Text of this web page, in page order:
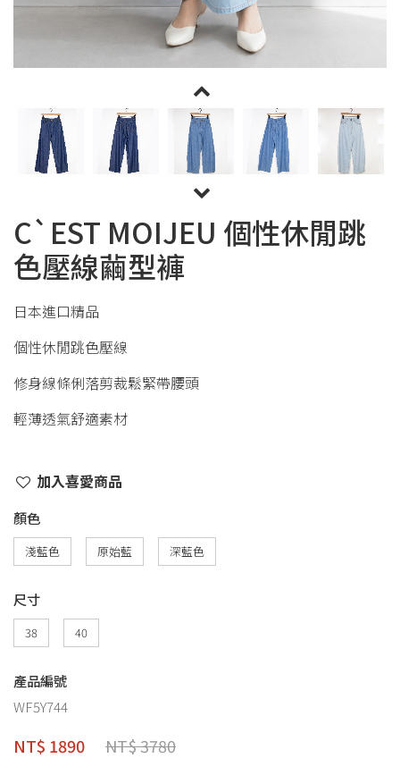
C`EST MOIJEU 個性休閒跳
色壓線繭型褲
日本進口精品
個性休閒跳色壓線
修身線條俐落剪裁鬆緊帶腰頭
輕薄透氣舒適素材
加入喜愛商品
顏色
淺藍色 原始藍 深藍色
尺寸
38 40
產品編號
WF5Y744
NT$ 1890 NT$ 3780